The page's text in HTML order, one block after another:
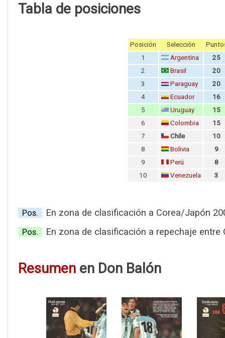
Tabla de posiciones
Posición Selección
1
Argentina
25
2
Brasil
20
3
Paraguay
20
4
Ecuador
16
5
Uruguay
15
6
Colombia
15
7
Chile
10
8
Bolivia
9
9
Perú
8
10
Venezuela 3
Pos. En zona de clasificación a Corea/Japón
Pos. En zona de clasificación a repechaje entre
Resumen en Don Balón